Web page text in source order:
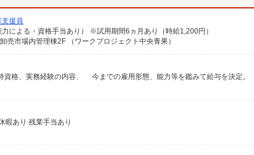
援員
による・資格手当あり） ※試用期間6ヵ月あり（時給1,200円）
市場内管理棟2F （ワークプロジェクト中央青果）
暇あり 残業手当あり